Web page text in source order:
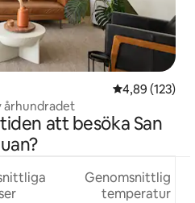
4,89 av 5 i
4,89 (123)
århundradet
att besöka San
Genomsnittlig
temperatur